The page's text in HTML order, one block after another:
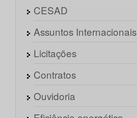
CESAD
Assuntos Internacionais
Licitações
Contratos
Ouvidoria